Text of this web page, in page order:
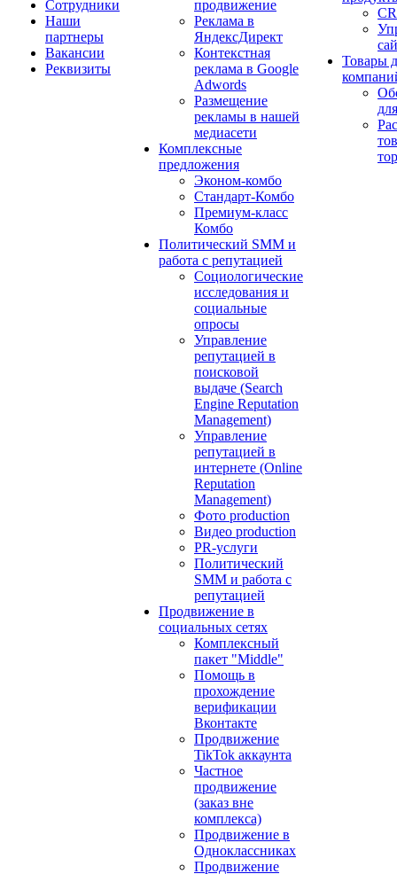
Сотрудники
Наши
партнеры
Вакансии
Реквизиты
продвижение
Реклама в
ЯндексДирект
Контекстная
реклама в Google
Adwords
Размещение
рекламы в нашей
медиасети
Комплексные
предложения
Эконом-комбо
Стандарт-Комбо
Премиум-класс
Комбо
Политический SMM и
работа с репутацией
Социологические
исследования и
социальные
опросы
Управление
репутацией в
поисковой
выдаче (Search
Engine Reputation
Management)
Управление
репутацией в
интернете (Online
Reputation
Management)
Фото production
Видео production
PR-услуги
Политический
SMM и работа с
репутацией
Продвижение в
социальных сетях
Комплексный
пакет "Middle"
Помощь в
прохождение
верификации
Вконтакте
Продвижение
TikTok аккаунта
Частное
продвижение
(заказ вне
комплекса)
Продвижение в
Одноклассниках
Продвижение
Товары